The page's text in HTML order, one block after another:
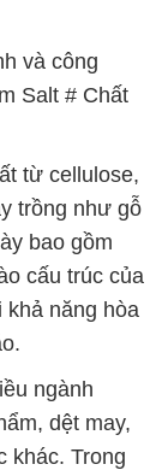
và công
Salt # Chất
từ cellulose,
trồng như gỗ
bao gồm
cấu trúc của
khả năng hòa
ngành
dệt may,
khác. Trong